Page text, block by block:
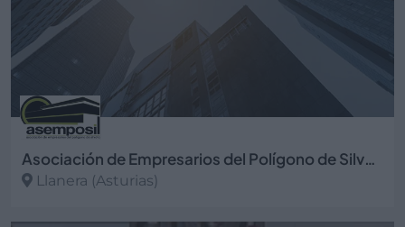
Asociación de Empresarios del Polígono de Silvota ASEMPOSIL
Llanera (Asturias)
Ver más